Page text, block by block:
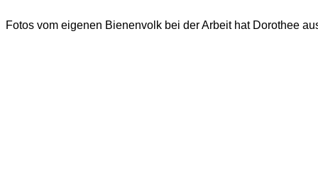
Fotos vom eigenen Bienenvolk bei der Arbeit hat Dorothee